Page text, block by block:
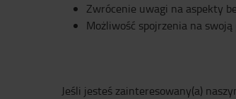
Zwrócenie uwagi na aspekty
Możliwość spojrzenia na
Jeśli jesteś zainteresowany(a)